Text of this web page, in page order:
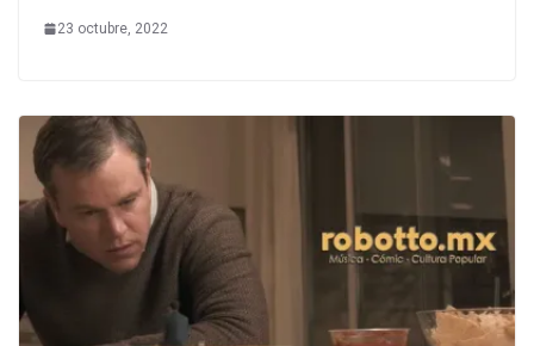
23 octubre, 2022